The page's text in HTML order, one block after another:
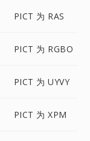
PICT 为 RAS
PICT 为 RGBO
PICT 为 UYVY
PICT 为 XPM